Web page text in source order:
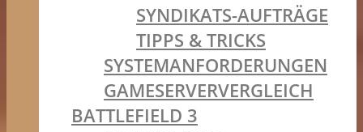
SYNDIKATS-AUFTRÄGE
TIPPS & TRICKS
SYSTEMANFORDERUNGEN
GAMESERVERVERGLEICH
BATTLEFIELD 3